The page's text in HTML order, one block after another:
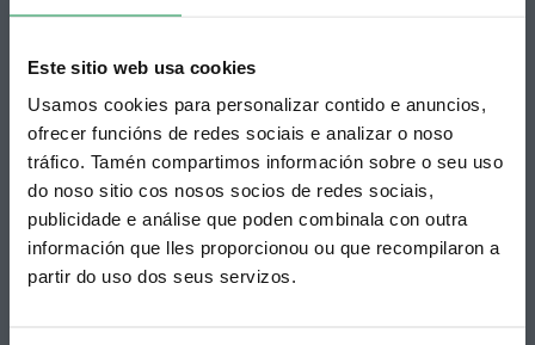
Este sitio web usa cookies
Usamos cookies para personalizar contido e anuncios,
ofrecer funcións de redes sociais e analizar o noso
tráfico. Tamén compartimos información sobre o seu uso
do noso sitio cos nosos socios de redes sociais,
publicidade e análise que poden combinala con outra
información que lles proporcionou ou que recompilaron a
partir do uso dos seus servizos.
Suscripción boletines
Puedes recibir la información publicada en la web
municipal en tu correo electrónico mediante una
suscripción al boletín de novedades.Enlace.